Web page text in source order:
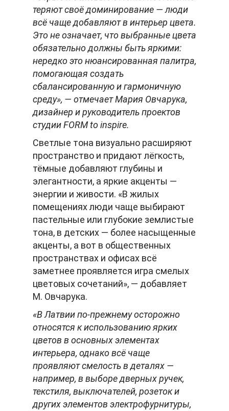
теряют своё доминирование — люди
всё чаще добавляют в интерьер цвета.
Это не означает, что выбранные цвета
обязательно должны быть яркими:
нередко это нюансированная палитра,
помогающая создать
сбалансированную и гармоничную
среду», — отмечает Мария Овчарука,
дизайнер и руководитель проектов
студии FORM to inspire.
Светлые тона визуально расширяют
пространство и придают лёгкость,
тёмные добавляют глубины и
элегантности, а яркие акценты —
энергии и живости. «В жилых
помещениях люди чаще выбирают
пастельные или глубокие землистые
тона, в детских — более насыщенные
акценты, а вот в общественных
пространствах и офисах всё
заметнее проявляется игра смелых
цветовых сочетаний», — добавляет
М. Овчарука.
«В Латвии по-прежнему осторожно
относятся к использованию ярких
цветов в основных элементах
интерьера, однако всё чаще
проявляют смелость в деталях —
например, в выборе дверных ручек,
текстиля, выключателей, розеток и
других элементов электрофурнитуры,